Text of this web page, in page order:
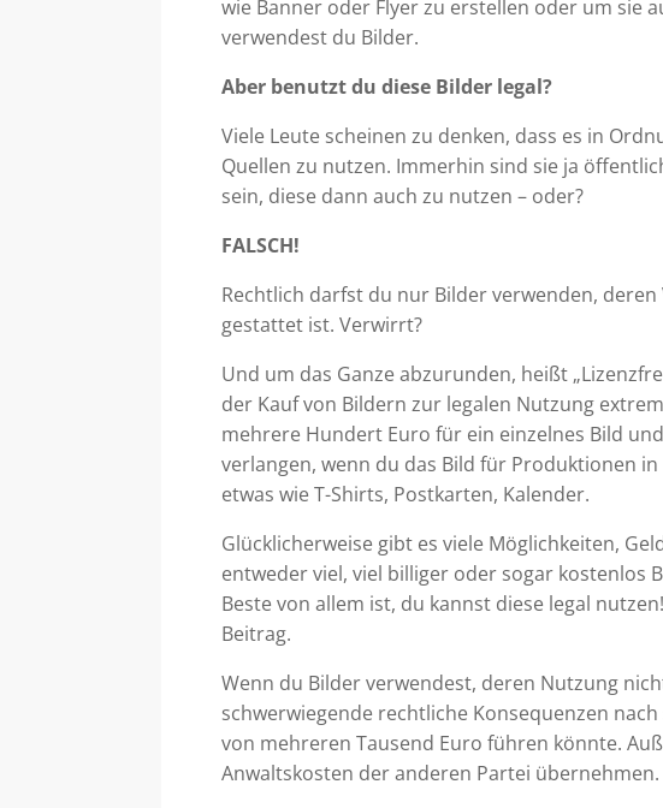
wie Banner oder Flyer zu erstellen oder um sie
verwendest du Bilder.
Aber benutzt du diese Bilder legal?
Viele Leute scheinen zu denken, dass es in
Quellen zu nutzen. Immerhin sind sie ja
sein, diese dann auch zu nutzen – oder?
FALSCH!
Rechtlich darfst du nur Bilder verwenden,
gestattet ist. Verwirrt?
Und um das Ganze abzurunden, heißt
der Kauf von Bildern zur legalen Nutzung
mehrere Hundert Euro für ein einzelnes Bild
verlangen, wenn du das Bild für Produktionen
etwas wie T-Shirts, Postkarten, Kalender.
Glücklicherweise gibt es viele Möglichkeiten,
entweder viel, viel billiger oder sogar kostenlos
Beste von allem ist, du kannst diese legal
Beitrag.
Wenn du Bilder verwendest, deren Nutzung
schwerwiegende rechtliche Konsequenzen
von mehreren Tausend Euro führen könnte.
Anwaltskosten der anderen Partei übernehmen.